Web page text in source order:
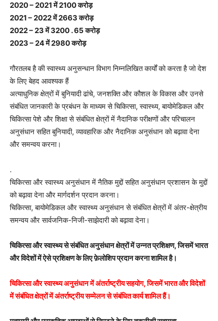
2020 – 2021 में 2100 करोड़
2021 – 2022 में 2663 करोड़
2022 – 23 में 3200 . 65 करोड़
2023 – 24 में 2980 करोड़
गौरतलब है की स्वास्थ्य अनुसन्धान विभाग निम्नलिखित कार्यों को करता है जो देश
के लिए बेहद आवश्यक हैं
अत्याधुनिक क्षेत्रों में बुनियादी ढांचे, जनशक्ति और कौशल के विकास और उनसे
संबंधित जानकारी के प्रबंधन के माध्यम से चिकित्सा, स्वास्थ्य, बायोमेडिकल और
चिकित्सा पेशे और शिक्षा से संबंधित क्षेत्रों में नैदानिक ​​परीक्षणों और परिचालन
अनुसंधान सहित बुनियादी, व्यावहारिक और नैदानिक ​​​​अनुसंधान को बढ़ावा देना
और समन्वय करना।
.
चिकित्सा और स्वास्थ्य अनुसंधान में नैतिक मुद्दों सहित अनुसंधान प्रशासन के मुद्दों
को बढ़ावा देना और मार्गदर्शन प्रदान करना।
चिकित्सा, बायोमेडिकल और स्वास्थ्य अनुसंधान से संबंधित क्षेत्रों में अंतर-क्षेत्रीय
समन्वय और सार्वजनिक-निजी-साझेदारी को बढ़ावा देना।
चिकित्सा और स्वास्थ्य से संबंधित अनुसंधान क्षेत्रों में उन्नत प्रशिक्षण, जिसमें भारत
और विदेशों में ऐसे प्रशिक्षण के लिए फ़ेलोशिप प्रदान करना शामिल है।
चिकित्सा और स्वास्थ्य अनुसंधान में अंतर्राष्ट्रीय सहयोग, जिसमें भारत और विदेशों
में संबंधित क्षेत्रों में अंतर्राष्ट्रीय सम्मेलन से संबंधित कार्य शामिल हैं।